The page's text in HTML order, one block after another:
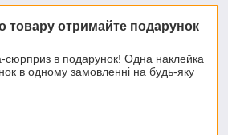
товару отримайте подарунок
сюрприз в подарунок! Одна наклейка
в одному замовленні на будь-яку